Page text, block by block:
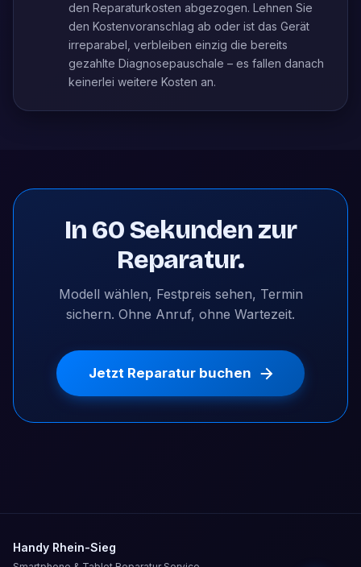
den Reparaturkosten abgezogen. Lehnen Sie
den Kostenvoranschlag ab oder ist das Gerät
irreparabel, verbleiben einzig die bereits
gezahlte Diagnosepauschale – es fallen danach
keinerlei weitere Kosten an.
In 60 Sekunden zur
Reparatur.
Modell wählen, Festpreis sehen, Termin
sichern. Ohne Anruf, ohne Wartezeit.
Jetzt Reparatur buchen
Handy Rhein-Sieg